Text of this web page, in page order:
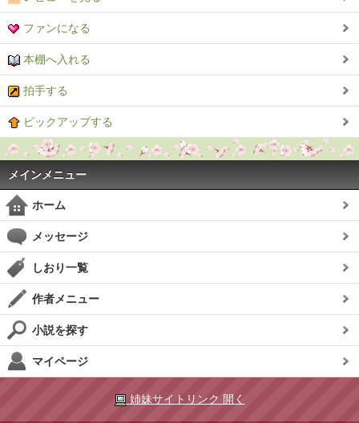
ファンになる
本棚へ入れる
拍手する
ピックアップする
メインメニュー
ホーム
メッセージ
しおり一覧
作者メニュー
小説を探す
マイページ
姉妹サイトリンク 開く